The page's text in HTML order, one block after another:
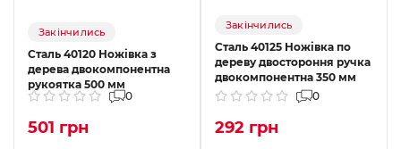
Закінчились
Сталь 40120 Ножівка з
дерева двокомпонентна
рукоятка 500 мм
0
501 грн
Закінчились
Сталь 40125 Ножівка по
дереву двостороння ручка
двокомпонентна 350 мм
0
292 грн